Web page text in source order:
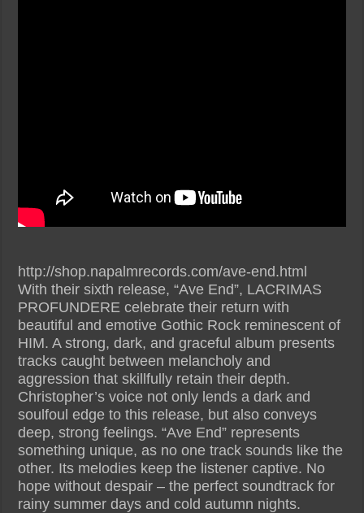
http://shop.napalmrecords.com/ave-end.html
With their sixth release, “Ave End”, LACRIMAS
PROFUNDERE celebrate their return with
beautiful and emotive Gothic Rock reminescent of
HIM. A strong, dark, and graceful album presents
tracks caught between melancholy and
aggression that skillfully retain their depth.
Christopher’s voice not only lends a dark and
soulfoul edge to this release, but also conveys
deep, strong feelings. “Ave End” represents
something unique, as no one track sounds like the
other. Its melodies keep the listener captive. No
hope without despair – the perfect soundtrack for
rainy summer days and cold autumn nights.